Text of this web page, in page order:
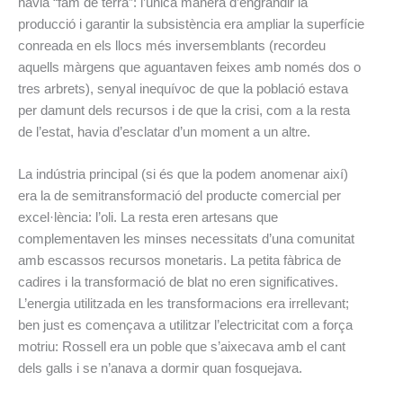
producció i garantir la subsistència era ampliar la superfície
conreada en els llocs més inversemblants (recordeu
aquells màrgens que aguantaven feixes amb només dos o
tres arbrets), senyal inequívoc de que la població estava
per damunt dels recursos i de que la crisi, com a la resta
de l’estat, havia d’esclatar d’un moment a un altre.
La indústria principal (si és que la podem anomenar així)
era la de semitransformació del producte comercial per
excel·lència: l’oli. La resta eren artesans que
complementaven les minses necessitats d’una comunitat
amb escassos recursos monetaris. La petita fàbrica de
cadires i la transformació de blat no eren significatives.
L’energia utilitzada en les transformacions era irrellevant;
ben just es començava a utilitzar l’electricitat com a força
motriu: Rossell era un poble que s’aixecava amb el cant
dels galls i se n’anava a dormir quan fosquejava.